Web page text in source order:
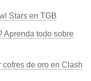
Stars en TGB
Aprenda todo sobre
de oro en Clash